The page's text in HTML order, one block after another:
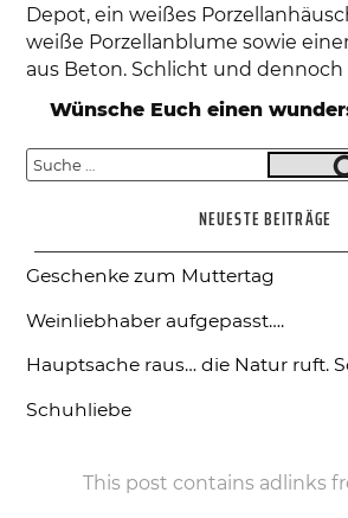
Depot, ein weißes
weiße Porzellanblume sowie
aus Beton. Schlicht und
Wünsche Euch einen
Suche
nach:
NEUESTE BEITRÄGE
Geschenke zum Muttertag
Weinliebhaber aufgepasst….
Hauptsache raus… die Natur ruft.
Schuhliebe
This post contains adlinks